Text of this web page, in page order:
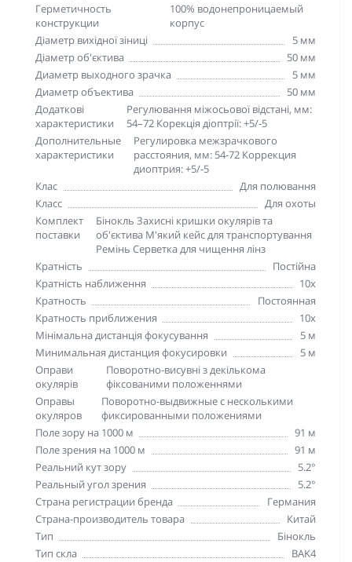
Герметичность
конструкции
100% водонепроницаемый
корпус
Діаметр вихідної зіниці
5 мм
Діаметр об'єктива
50 мм
Диаметр выходного зрачка
5 мм
Диаметр объектива
50 мм
Додаткові
характеристики
Регулювання міжосьової відстані, мм:
54–72 Корекція діоптрії: +5/-5
Дополнительные
характеристики
Регулировка межзрачкового
расстояния, мм: 54-72 Коррекция
диоптрия: +5/-5
Клас
Для полювання
Класс
Для охоты
Комплект
поставки
Бінокль Захисні кришки окулярів та
об'єктива М'який кейс для транспортування
Ремінь Серветка для чищення лінз
Кратність
Постійна
Кратність наближення
10х
Кратность
Постоянная
Кратность приближения
10х
Мінімальна дистанція фокусування
5 м
Минимальная дистанция фокусировки
5 м
Оправи
окулярів
Поворотно-висувні з декількома
фіксованими положеннями
Оправы
окуляров
Поворотно-выдвижные с несколькими
фиксированными положениями
Поле зору на 1000 м
91 м
Поле зрения на 1000 м
91 м
Реальний кут зору
5.2°
Реальный угол зрения
5.2°
Страна регистрации бренда
Германия
Страна-производитель товара
Китай
Тип
Бінокль
Тип скла
BAK4